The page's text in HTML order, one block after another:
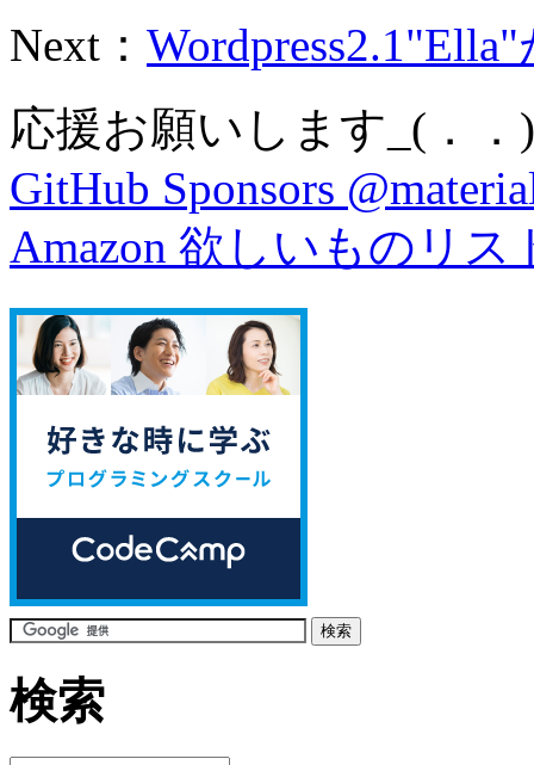
Next：
応援お願いします_(．．
GitHub Sponsors
Amazon 欲しいものリス
検索